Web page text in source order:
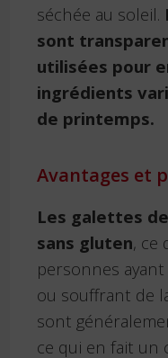
séchée au soleil.
sont
utilisées pour
ingrédients
de printemps.
Avantages et
Les galettes
sans gluten, ce
personnes
ou souffrant de
sont
ce qui en fait un